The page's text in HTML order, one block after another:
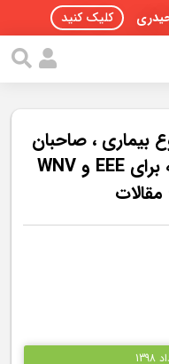
کلیک کنید
بیماری ، صاحبان
اسب را یادآوری می کنند که برای EEE و WNV